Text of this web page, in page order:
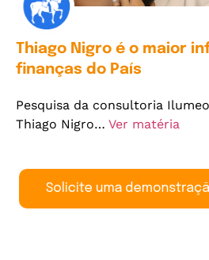
Thiago Nigro é o maior
finanças do País
Pesquisa da consultoria
Thiago Nigro… Ver matéria